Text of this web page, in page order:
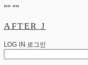
"" ""
AFTER J
LOG IN 로그인